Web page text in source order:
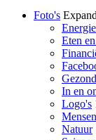
Foto's
Eten
In en
Logo's
Mensen
Natuur